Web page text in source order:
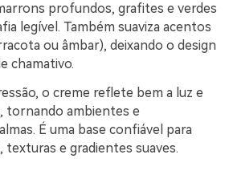
profundos, grafites e verdes
legível. Também suaviza acentos
ou âmbar), deixando o design
chamativo.
o creme reflete bem a luz e
tornando ambientes e
É uma base confiável para
texturas e gradientes suaves.